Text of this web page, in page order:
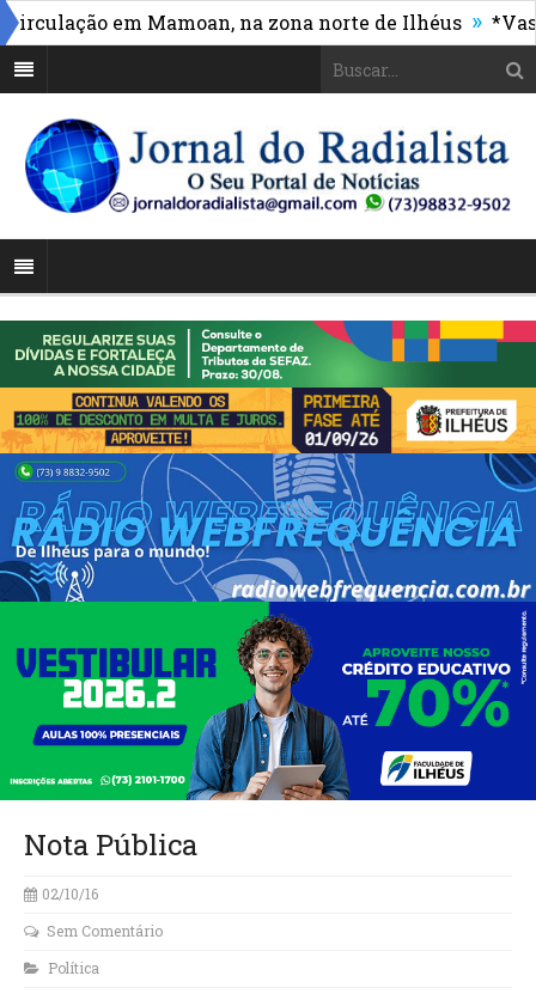
em Mamoan, na zona norte de Ilhéus » *Vasco
Nota Pública
02/10/16
Sem Comentário
Política